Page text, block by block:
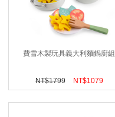
費雪木製玩具義大利麵鍋廚組
NT$1799 NT$1079